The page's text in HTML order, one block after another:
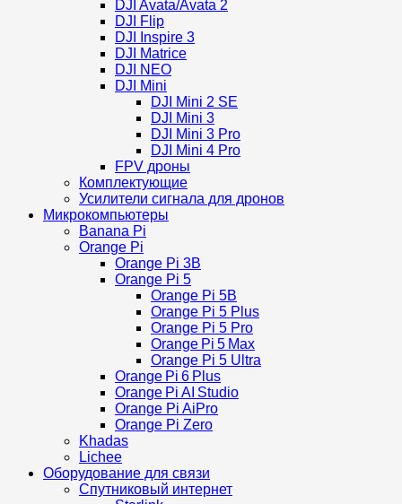
DJI Avata/Avata 2
DJI Flip
DJI Inspire 3
DJI Matrice
DJI NEO
DJI Mini
DJI Mini 2 SE
DJI Mini 3
DJI Mini 3 Pro
DJI Mini 4 Pro
FPV дроны
Комплектующие
Усилители сигнала для дронов
Микрокомпьютеры
Banana Pi
Orange Pi
Orange Pi 3B
Orange Pi 5
Orange Pi 5B
Orange Pi 5 Plus
Orange Pi 5 Pro
Orange Pi 5 Max
Orange Pi 5 Ultra
Orange Pi 6 Plus
Orange Pi AI Studio
Orange Pi AiPro
Orange Pi Zero
Khadas
Lichee
Оборудование для связи
Спутниковый интернет